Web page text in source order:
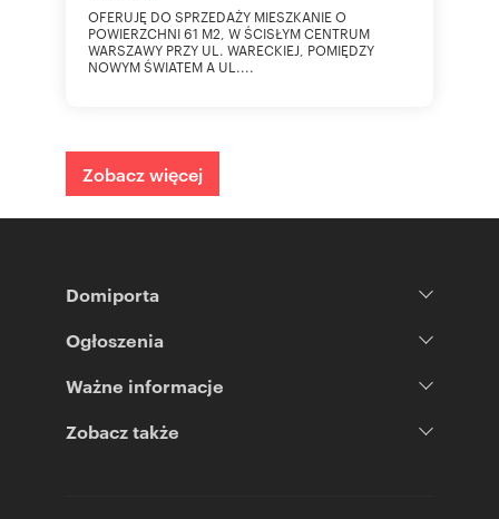
OFERUJĘ DO SPRZEDAŻY MIESZKANIE O
POWIERZCHNI 61 M2, W ŚCISŁYM CENTRUM
WARSZAWY PRZY UL. WARECKIEJ, POMIĘDZY
NOWYM ŚWIATEM A UL....
Zobacz więcej
Domiporta
Ogłoszenia
Ważne informacje
Zobacz także